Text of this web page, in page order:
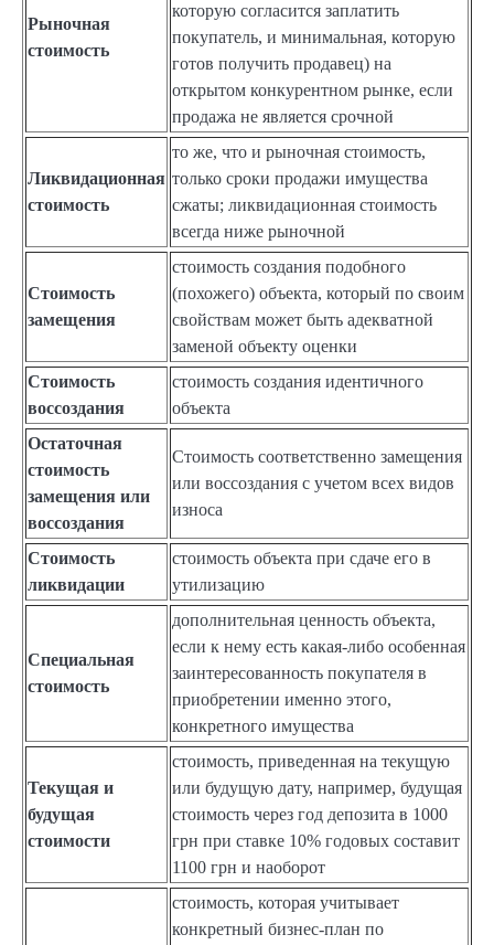
Рыночная
стоимость
которую согласится заплатить
покупатель, и минимальная, которую
готов получить продавец) на
открытом конкурентном рынке, если
продажа не является срочной
Ликвидационная
стоимость
то же, что и рыночная стоимость,
только сроки продажи имущества
сжаты; ликвидационная стоимость
всегда ниже рыночной
Стоимость
замещения
стоимость создания подобного
(похожего) объекта, который по своим
свойствам может быть адекватной
заменой объекту оценки
Стоимость
воссоздания
стоимость создания идентичного
объекта
Остаточная
стоимость
замещения или
воссоздания
Стоимость соответственно замещения
или воссоздания с учетом всех видов
износа
Стоимость
ликвидации
стоимость объекта при сдаче его в
утилизацию
Специальная
стоимость
дополнительная ценность объекта,
если к нему есть какая-либо особенная
заинтересованность покупателя в
приобретении именно этого,
конкретного имущества
Текущая и
будущая
стоимости
стоимость, приведенная на текущую
или будущую дату, например, будущая
стоимость через год депозита в 1000
грн при ставке 10% годовых составит
1100 грн и наоборот
стоимость, которая учитывает
конкретный бизнес-план по